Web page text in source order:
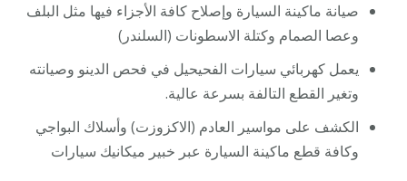
صيانة ماكينة السيارة وإصلاح كافة الأجزاء فيها مثل البلف
وعصا الصمام وكتلة الاسطونات (السلندر)
يعمل كهربائي سيارات الفحيحيل في فحص الدينو وصيانته
وتغير القطع التالفة بسرعة عالية.
الكشف على مواسير العادم (الاكزوزت) وأسلاك البواجي
وكافة قطع ماكينة السيارة عبر خبير ميكانيك سيارات